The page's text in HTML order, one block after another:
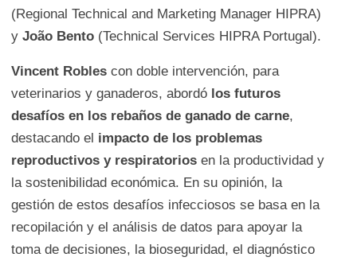
(Regional Technical and Marketing Manager HIPRA)
y João Bento(Technical Services HIPRA Portugal).
Vincent Roblescon doble intervención, para
veterinarios y ganaderos, abordó los futuros
desafíos en los rebaños de ganado de carne,
destacando el impacto de los problemas
reproductivos y respiratoriosen la productividad y
la sostenibilidad económica. En su opinión, la
gestión de estos desafíos infecciosos se basa en la
recopilación y el análisis de datos para apoyar la
toma de decisiones, la bioseguridad, el diagnóstico